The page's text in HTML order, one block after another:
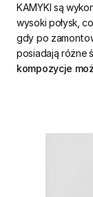
KAMYKI są
wysoki połysk,
gdy po
posiadają różne
kompozycje